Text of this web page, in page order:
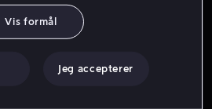
Vis formål
Jeg accepterer